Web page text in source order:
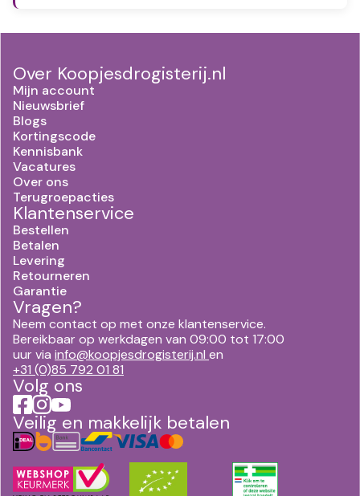
Over Koopjesdrogisterij.nl
Mijn account
Nieuwsbrief
Blogs
Kortingscode
Kennisbank
Vacatures
Over ons
Terugroepacties
Klantenservice
Bestellen
Betalen
Levering
Retourneren
Garantie
Vragen?
Neem contact op met onze klantenservice.
Bereikbaar op werkdagen van 09:00 tot 17:00
uur via info@koopjesdrogisterij.nl en
+31 (0)85 792 01 81
Volg ons
Veilig en makkelijk betalen